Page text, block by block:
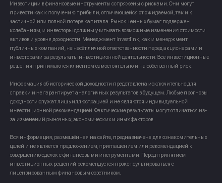
Инвестиции в финансовые инструменты сопряжены с рисками. Они могут
привести как к получению прибыли, отличающейся от ожидаемой, так и к
частичной или полной потере капитала. Рынок ценных бумаг подвержен
колебаниям, и инвесторы должны учитывать возможные изменения стоимости
активов и уровня доходности. Менеджмент Investlink, как и менеджмент
публичных компаний, не несёт личной ответственности перед акционерами и
инвесторами за результаты инвестиционной деятельности. Все инвестиционные
решения принимаются клиентом самостоятельно и на собственный риск.
Информация об исторической доходности представлена исключительно для
справки и не гарантирует аналогичных результатов в будущем. Любые прогнозы
доходности служат лишь иллюстрацией и не являются индивидуальной
инвестиционной рекомендацией. Фактические результаты могут отличаться из-
за изменений рыночных, экономических и иных факторов.
Вся информация, размещённая на сайте, предназначена для ознакомительных
целей и не является предложением, приглашением или рекомендацией к
совершению сделок с финансовыми инструментами. Перед принятием
инвестиционных решений рекомендуется проконсультироваться с
лицензированным финансовым советником.